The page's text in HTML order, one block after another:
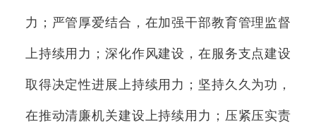
力；严管厚爱结合，在加强干部教育管理监督
上持续用力；深化作风建设，在服务支点建设
取得决定性进展上持续用力；坚持久久为功，
在推动清廉机关建设上持续用力；压紧压实责